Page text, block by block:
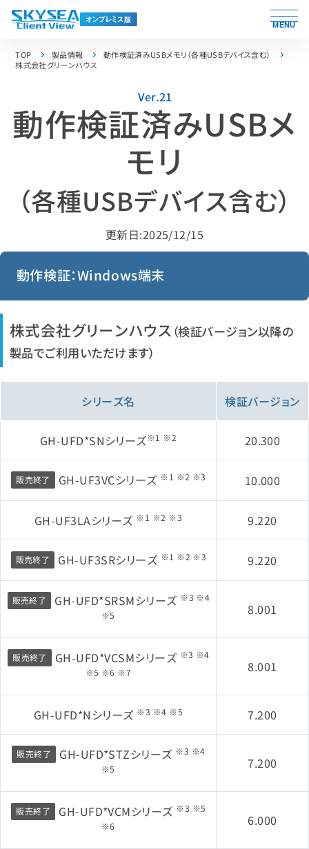
MENU
TOP 製品情報
動作検証済みUSBメモリ（各種USBデバイス含む）
株式会社グリーンハウス
Ver.21
動作検証済みUSBメ
モリ
（各種USBデバイス含む）
更新日:2025/12/15
動作検証：Windows端末
株式会社グリーンハウス （検証バージョン以降の
製品でご利用いただけます）
シリーズ名 検証バージョン
GH-UFD*SNシリーズ※1 ※2 20.300
販売終了 GH-UF3VCシリーズ ※1 ※2 ※3 10.000
GH-UF3LAシリーズ ※1 ※2 ※3 9.220
販売終了 GH-UF3SRシリーズ ※1 ※2 ※3 9.220
販売終了 GH-UFD*SRSMシリーズ ※3 ※4
※5
8.001
販売終了 GH-UFD*VCSMシリーズ ※3 ※4
※5 ※6 ※7
8.001
GH-UFD*Nシリーズ ※3 ※4 ※5 7.200
販売終了 GH-UFD*STZシリーズ ※3 ※4
※5
7.200
販売終了 GH-UFD*VCMシリーズ ※3 ※5
※6
6.000